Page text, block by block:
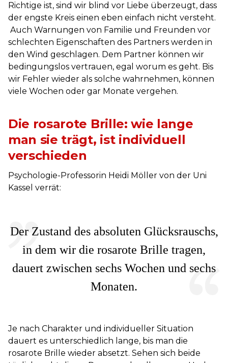
Richtige ist, sind wir blind vor Liebe überzeugt, dass
der engste Kreis einen eben einfach nicht versteht.
Auch Warnungen von Familie und Freunden vor
schlechten Eigenschaften des Partners werden in
den Wind geschlagen. Dem Partner können wir
bedingungslos vertrauen, egal worum es geht. Bis
wir Fehler wieder als solche wahrnehmen, können
viele Wochen oder gar Monate vergehen.
Die rosarote Brille: wie lange
man sie trägt, ist individuell
verschieden
Psychologie-Professorin Heidi Möller von der Uni
Kassel verrät:
Der Zustand des absoluten Glücksrauschs,
in dem wir die rosarote Brille tragen,
dauert zwischen sechs Wochen und sechs
Monaten.
Je nach Charakter und individueller Situation
dauert es unterschiedlich lange, bis man die
rosarote Brille wieder absetzt. Sehen sich beide